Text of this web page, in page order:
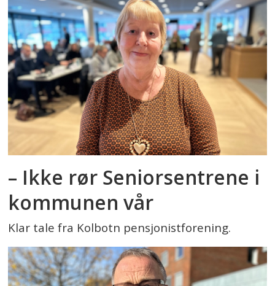
– Ikke rør Seniorsentrene i
kommunen vår
Klar tale fra Kolbotn pensjonistforening.